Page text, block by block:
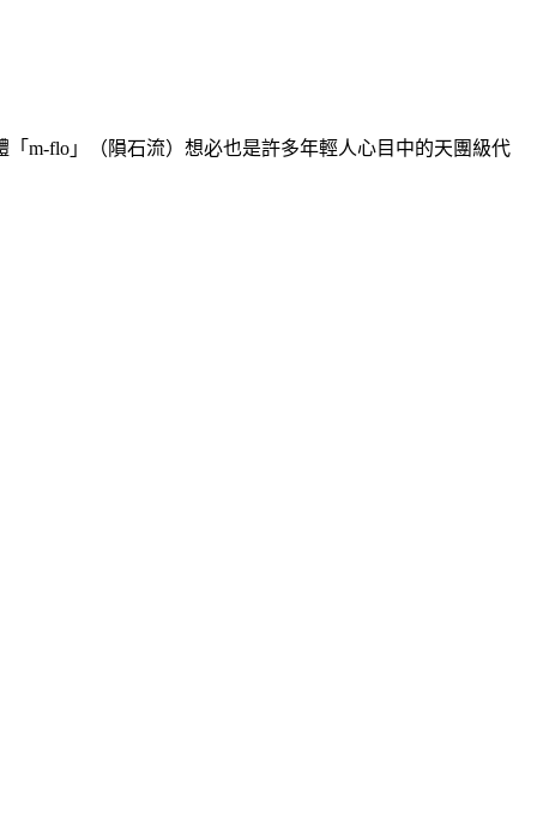
m-flo」（隕石流）想必也是許多年輕人心目中的天團級代